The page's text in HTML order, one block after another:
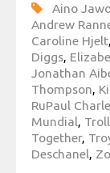
Aino
Andrew
Caroline Hjelt,
Diggs,
Jonathan
Thompson,
RuPaul
Mundial,
Together,
Deschanel,